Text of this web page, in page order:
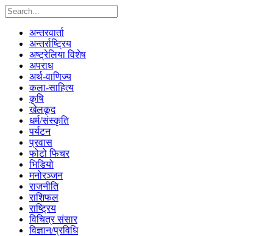
अन्तरवार्ता
अन्तर्राष्ट्रिय
अष्ट्रेलिया विशेष
अपराध
अर्थ-वाणिज्य
कला-साहित्य
कृषि
खेलकूद
धर्म/संस्कृति
पर्यटन
प्रवास
फोटो फिचर
भिडियो
मनोरञ्जन
राजनीति
राशिफल
राष्ट्रिय
विचित्र संसार
विज्ञान/प्रविधि